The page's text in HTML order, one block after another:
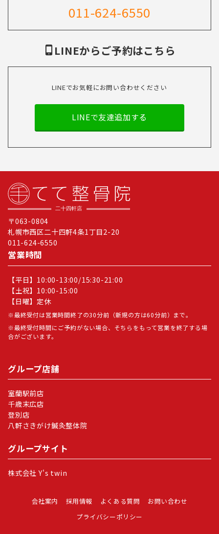
011-624-6550
LINEからご予約はこちら
LINEでお気軽にお問い合わせください
LINEで友達追加する
〒063-0804
札幌市西区二十四軒4条1丁目2-20
011-624-6550
営業時間
【平日】10:00-13:00/15:30-21:00
【土祝】10:00-15:00
【日曜】定休
最終受付は営業時間終了の30分前（新規の方は60分前）まで。
最終受付時間にご予約がない場合、そちらをもって営業を終了する場
合がございます。
グループ店舗
室蘭駅前店
千歳末広店
登別店
八軒さきがけ鍼灸整体院
グループサイト
株式会社 Y's twin
会社案内 採用情報 よくある質問
お問い合わせ
プライバシーポリシー